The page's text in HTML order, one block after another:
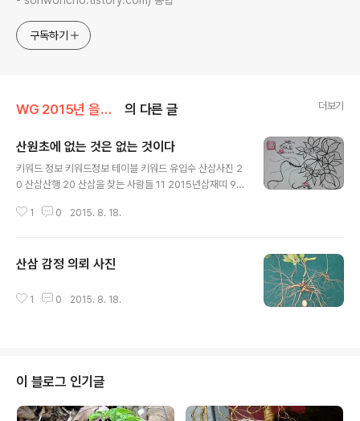
구독하기
WG 2015년 을미년 기록 의 다른 글 더보기
산원초에 없는 것은 없는 것이다
키워드 정보 키워드정보 테이블 키워드 유입수 산삼사진 2
0 산삼산행 20 산삼을 찾는 사람들 11 2015년삼재띠 9
지구엽초 사진 7 산삼 사진 6 정선찜질방 6 참나무 상황버
5 20년자연산삼가격 5 송소희 4 fc2.com/ a 4 만삼사
4 태백뱀닭농장 4 덕다리버섯사진 4 갑상선에좋은약초 4
1 0 2015. 8. 18.
산삼 감정 의뢰 사진
1 0 2015. 8. 18.
이 블로그 인기글